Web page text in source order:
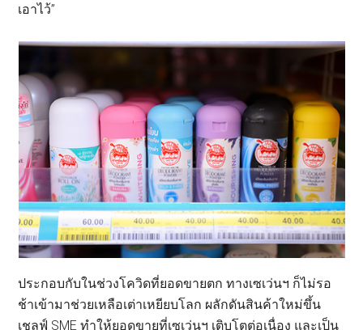
เอาไว้”
ประกอบกับในช่วงโควิดที่ยอดขายตก ทางเซเว่นฯ ก็ไม่รอ
ช้าเข้ามาช่วยเหลือเต่าเหยียบโลก ผลักดันสินค้าใหม่ขึ้น
เชลฟ์ SME ทำให้ยอดขายที่เซเว่นฯ เติบโตต่อเนื่อง และเป็น